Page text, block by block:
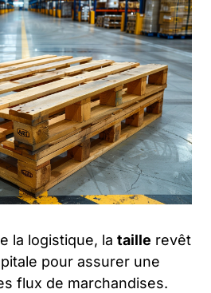
la logistique, la taille revêt
pour assurer une
flux de marchandises.